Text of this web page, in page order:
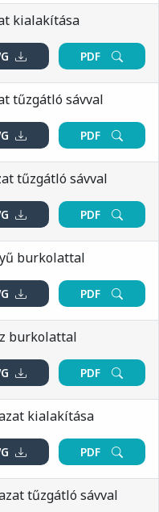
kialakítása
PDF
tűzgátló sávval
PDF
tűzgátló sávval
PDF
burkolattal
PDF
burkolattal
PDF
kialakítása
PDF
tűzgátló sávval